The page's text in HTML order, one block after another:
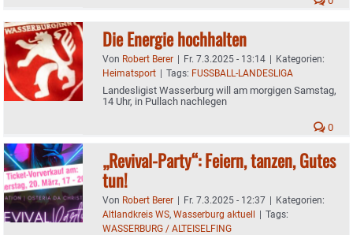
Die Energie hochhalten
Von Robert Berer | Fr. 7.3.2025 - 13:14 | Kategorien:
Heimatsport | Tags: FUSSBALL-LANDESLIGA
Landesligist Wasserburg will am morgigen Samstag,
14 Uhr, in Pullach nachlegen
0
„Revival-Party“: Feiern, tanzen, Gutes
tun!
Von Robert Berer | Fr. 7.3.2025 - 12:37 | Kategorien:
Altlandkreis WS, Wasserburg aktuell | Tags:
WASSERBURG / ALTEISELFING